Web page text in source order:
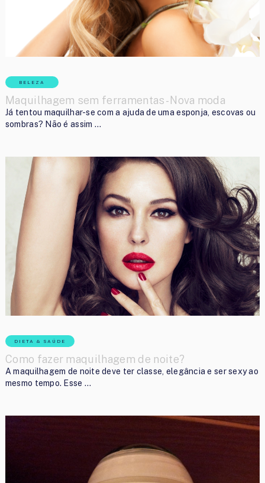
BELEZA
Maquilhagem sem ferramentas- Nova moda
Já tentou maquilhar-se com a ajuda de uma esponja, escovas ou
sombras? Não é assim …
DIETA & SAÚDE
Como fazer maquilhagem de noite?
A maquilhagem de noite deve ter classe, elegância e ser sexy ao
mesmo tempo. Esse …